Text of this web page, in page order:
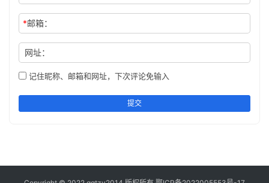
*邮箱：
网址：
记住昵称、邮箱和网址，下次评论免输入
提交